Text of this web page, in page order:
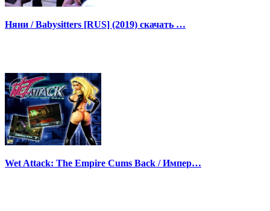
Няни / Babysitters [RUS] (2019) скачать …
Wet Attack: The Empire Cums Back / Импер…